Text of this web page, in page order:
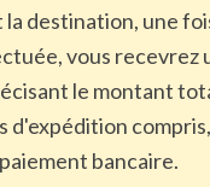
la destination, une
vous recevrez
le montant
d'expédition
bancaire.